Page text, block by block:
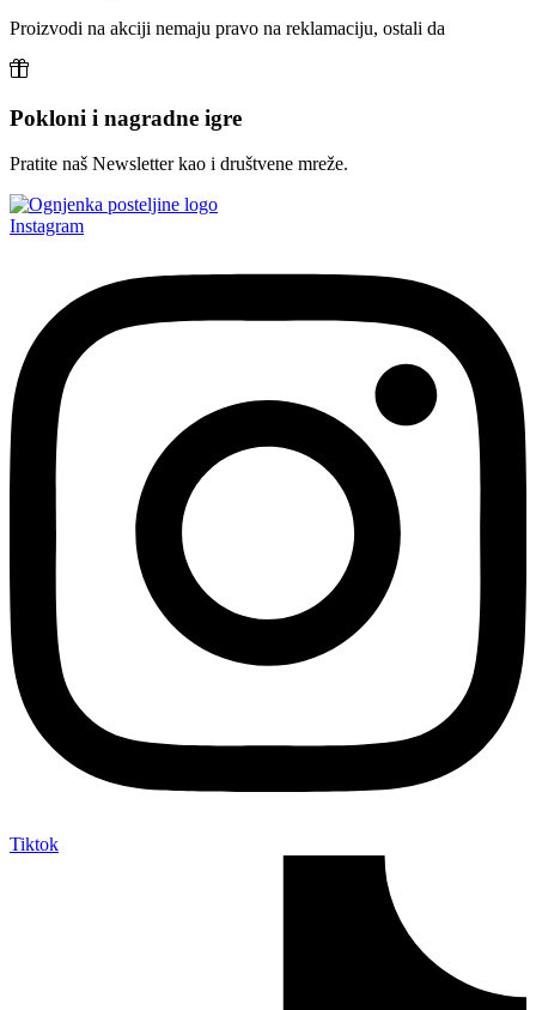
Proizvodi na akciji nemaju pravo na reklamaciju, ostali da
Pokloni i nagradne igre
Pratite naš Newsletter kao i društvene mreže.
Instagram
Tiktok